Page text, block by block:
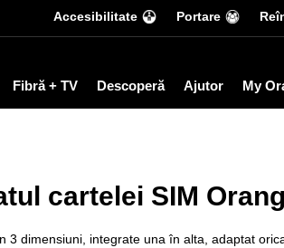
Accesibilitate Portare
Fibră + TV Descoperă Ajutor My
cartelei SIM
3 dimensiuni, integrate una în alta, adaptat